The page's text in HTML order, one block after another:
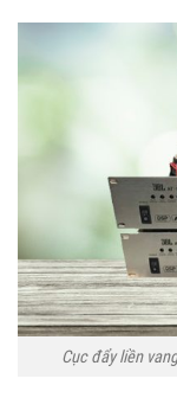
Cục đẩy liền